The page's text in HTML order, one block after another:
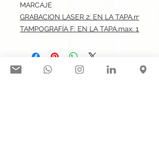
MARCAJE
GRABACION LASER 2: EN LA TAPA.max:
TAMPOGRAFÍA F: EN LA TAPA.max: 10x7 cm